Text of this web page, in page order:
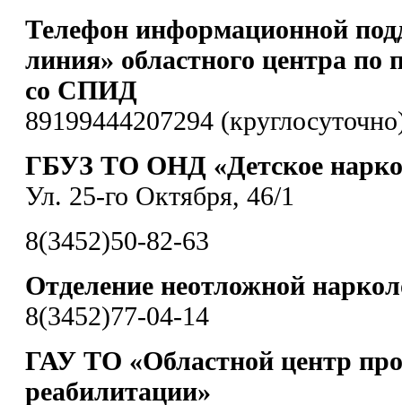
Телефон информационной
линия» областного центра по
со СПИД
89199444207294
ГБУЗ ТО ОНД «Детское
Ул. 25-го Октября, 46/1
8(3452)50-82-63
Отделение неотложной
8(3452)77-04-14
ГАУ ТО «Областной центр
реабилитации»